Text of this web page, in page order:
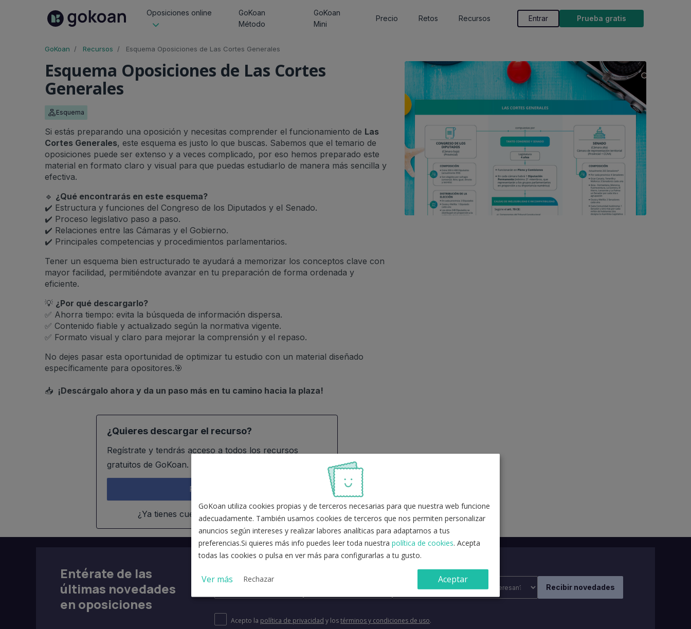
Oposiciones online
GoKoan
Método
GoKoan
Mini
Precio Retos Recursos Entrar Prueba gratis
GoKoan Recursos Esquema Oposiciones de Las Cortes Generales
Esquema Oposiciones de Las Cortes
Generales
Esquema
Si estás preparando una oposición y necesitas comprender el funcionamiento de Las
Cortes Generales, este esquema es justo lo que buscas. Sabemos que el temario de
oposiciones puede ser extenso y a veces complicado, por eso hemos preparado este
material en formato claro y visual para que puedas estudiarlo de manera más sencilla y
efectiva.
🔹 ¿Qué encontrarás en este esquema?
✔️ Estructura y funciones del Congreso de los Diputados y el Senado.
✔️ Proceso legislativo paso a paso.
✔️ Relaciones entre las Cámaras y el Gobierno.
✔️ Principales competencias y procedimientos parlamentarios.
Tener un esquema bien estructurado te ayudará a memorizar los conceptos clave con
mayor facilidad, permitiéndote avanzar en tu preparación de forma ordenada y
eficiente.
💡 ¿Por qué descargarlo?
✅ Ahorra tiempo: evita la búsqueda de información dispersa.
✅ Contenido fiable y actualizado según la normativa vigente.
✅ Formato visual y claro para mejorar la comprensión y el repaso.
No dejes pasar esta oportunidad de optimizar tu estudio con un material diseñado
específicamente para opositores.🎯
📥 ¡Descárgalo ahora y da un paso más en tu camino hacia la plaza!
¿Quieres descargar el recurso?
Regístrate y tendrás acceso a todos los recursos
gratuitos de GoKoan.
Regístrate gratis
¿Ya tienes cuenta? Entra a la plataforma
Entérate de las
últimas novedades
en oposiciones
Acepto la política de privacidad y lostérminos y condiciones de uso.
GoKoan utiliza cookies propias y de terceros necesarias para que nuestra web funcione
adecuadamente. También usamos cookies de terceros que nos permiten personalizar
anuncios según intereses y realizar labores analíticas para adaptarnos a tus
preferencias.Si quieres más info puedes leer toda nuestra política de cookies. Acepta
todas las cookies o pulsa en ver más para configurarlas a tu gusto.
Ver más Rechazar Aceptar